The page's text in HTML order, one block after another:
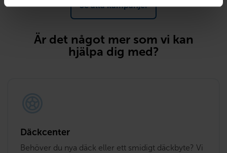
Se alla kampanjer
Är det något mer som vi kan
hjälpa dig med?
Däckcenter
Behöver du nya däck eller ett smidigt däckbyte? Vi